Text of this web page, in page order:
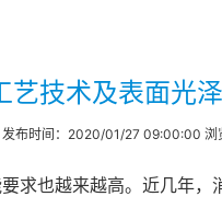
艺技术及表面光
发布时间：2020/01/27 09:00:00 浏
求也越来越高。近几年